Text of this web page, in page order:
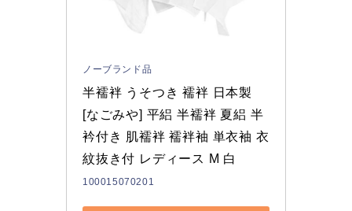
ノーブランド品
半襦袢 うそつき 襦袢 日本製
[なごみや] 平絽 半襦袢 夏絽 半
衿付き 肌襦袢 襦袢袖 単衣袖 衣
紋抜き付 レディース M 白
100015070201